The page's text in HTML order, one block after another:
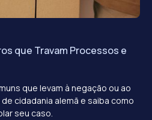
que Travam Processos e
que levam à negação ou ao
cidadania alemã e saiba como
seu caso.